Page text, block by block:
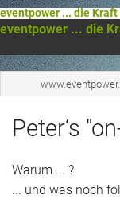
eventpower ... die
eventpower ... die
Startseite
Das war 2020
Peter‘s
Warum ... ?
... und was noch